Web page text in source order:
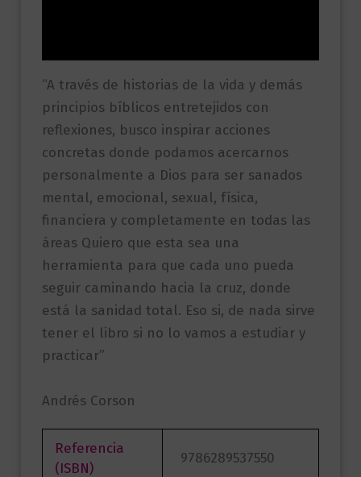
“A través de historias de la vida y demás
principios bíblicos entretejidos con
reflexiones, busco inspirar acciones
concretas donde podamos acercarnos
personalmente a Dios para ser sanados
mental, emocional, sexual, física,
financiera y completamente en todas las
áreas Quiero que esta sea una
herramienta para que cada uno pueda
seguir caminando hacia la cruz, donde
está la sanidad total. Eso si, de nada sirve
tener el libro si no lo vamos a estudiar y
practicar”
Andrés Corson
Referencia
(ISBN)
9786289537550